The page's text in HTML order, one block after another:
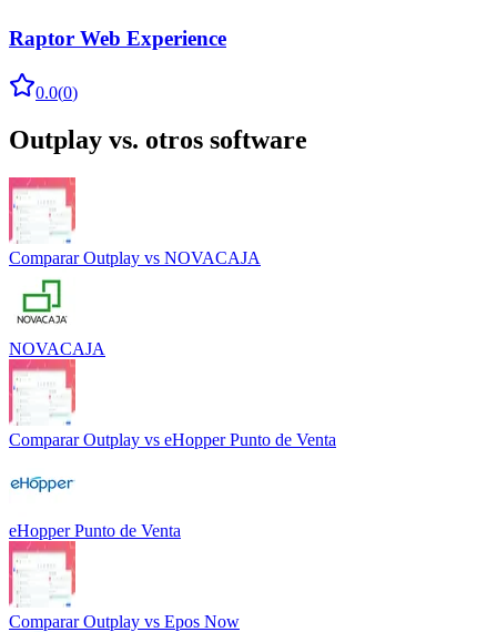
Raptor Web Experience
0.0(0)
Outplay vs. otros software
Comparar Outplay vs NOVACAJA
NOVACAJA
Comparar Outplay vs eHopper Punto de Venta
eHopper Punto de Venta
Comparar Outplay vs Epos Now